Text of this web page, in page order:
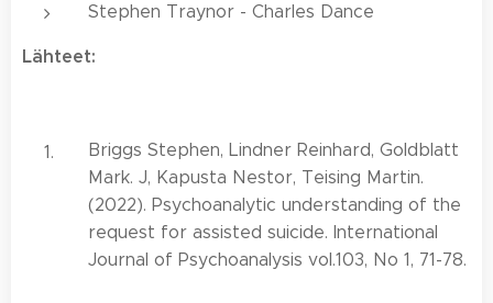
Stephen Traynor - Charles Dance
Lähteet:
Briggs Stephen, Lindner Reinhard, Goldblatt
Mark. J, Kapusta Nestor, Teising Martin.
(2022). Psychoanalytic understanding of the
request for assisted suicide. International
Journal of Psychoanalysis vol.103, No 1, 71-78.